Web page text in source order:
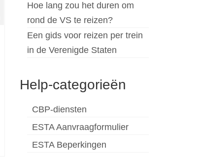
Hoe lang zou het duren om
rond de VS te reizen?
Een gids voor reizen per trein
in de Verenigde Staten
Help-categorieën
CBP-diensten
ESTA Aanvraagformulier
ESTA Beperkingen